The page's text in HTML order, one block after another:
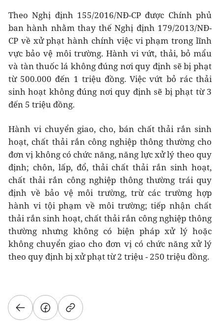
Theo Nghị định 155/2016/NĐ-CP được Chính phủ
ban hành nhằm thay thế Nghị định 179/2013/NĐ-
CP về xử phạt hành chính việc vi phạm trong lĩnh
vực bảo vệ môi trường. Hành vi vứt, thải, bỏ mẩu
và tàn thuốc lá không đúng nơi quy định sẽ bị phạt
từ 500.000 đến 1 triệu đồng. Việc vứt bỏ rác thải
sinh hoạt không đúng nơi quy định sẽ bị phạt từ 3
đến 5 triệu đồng.
Hành vi chuyển giao, cho, bán chất thải rắn sinh
hoạt, chất thải rắn công nghiệp thông thường cho
đơn vị không có chức năng, năng lực xử lý theo quy
định; chôn, lấp, đổ, thải chất thải rắn sinh hoạt,
chất thải rắn công nghiệp thông thường trái quy
định về bảo vệ môi trường, trừ các trường hợp
hành vi tội phạm về môi trường; tiếp nhận chất
thải rắn sinh hoạt, chất thải rắn công nghiệp thông
thường nhưng không có biện pháp xử lý hoặc
không chuyển giao cho đơn vị có chức năng xử lý
theo quy định bị xử phạt từ 2 triệu - 250 triệu đồng.